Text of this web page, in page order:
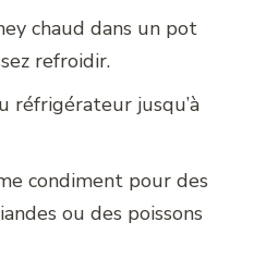
chaud dans un pot
refroidir.
réfrigérateur jusqu’à
condiment pour des
ou des poissons